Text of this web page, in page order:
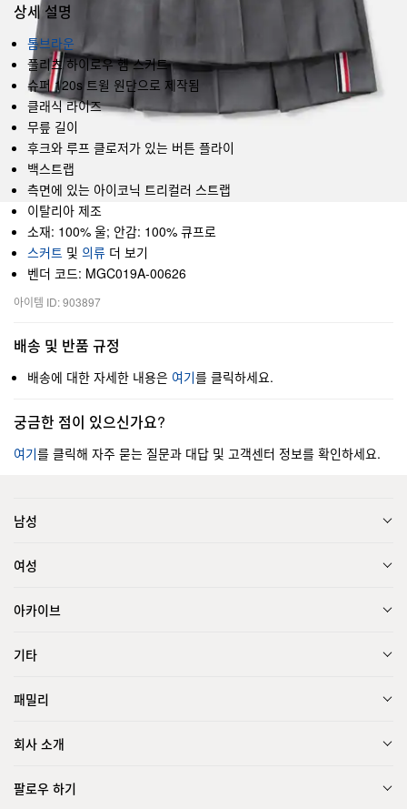
상세 설명
톰브라운
플리츠 하이로우 헴 스커트
슈퍼 120s 트윌 원단으로 제작됨
클래식 라이즈
무릎 길이
후크와 루프 클로저가 있는 버튼 플라이
백스트랩
측면에 있는 아이코닉 트리컬러 스트랩
이탈리아 제조
소재: 100% 울; 안감: 100% 큐프로
스커트 및 의류 더 보기
벤더 코드: MGC019A-00626
아이템 ID: 903897
배송 및 반품 규정
배송에 대한 자세한 내용은 여기를 클릭하세요.
궁금한 점이 있으신가요?
여기를 클릭해 자주 묻는 질문과 대답 및 고객센터 정보를 확인하세요.
남성
여성
아카이브
기타
패밀리
회사 소개
팔로우 하기